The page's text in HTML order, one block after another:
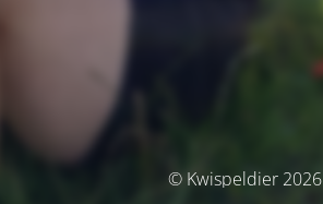
© Kwispeldier 2026